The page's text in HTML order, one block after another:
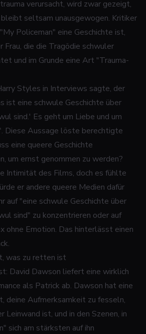
verursacht, wird zwar gezeigt,
seltsam unausgewogen. Kritiker
Policeman" eine Geschichte ist,
Frau, die die Tragödie schwuler
und im Grunde eine Art "Trauma-
Styles in Interviews sagte, der
ist eine schwule Geschichte über
sind.' Es geht um Liebe und um
Diese Aussage löste berechtigte
eine queere Geschichte
um ernst genommen zu werden?
Intimität des Films, doch es fühlte
er andere queere Medien dafür
auf "eine schwule Geschichte über
sind" zu konzentrieren oder auf
ohne Emotion. Das hinterlässt einen
was zu retten ist
David Dawson liefert eine wirklich
als Patrick ab. Dawson hat eine
deine Aufmerksamkeit zu fesseln,
Leinwand ist, und in den Szenen, in
sich am stärksten auf ihn